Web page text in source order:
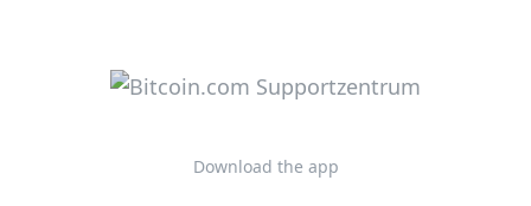
Download the app